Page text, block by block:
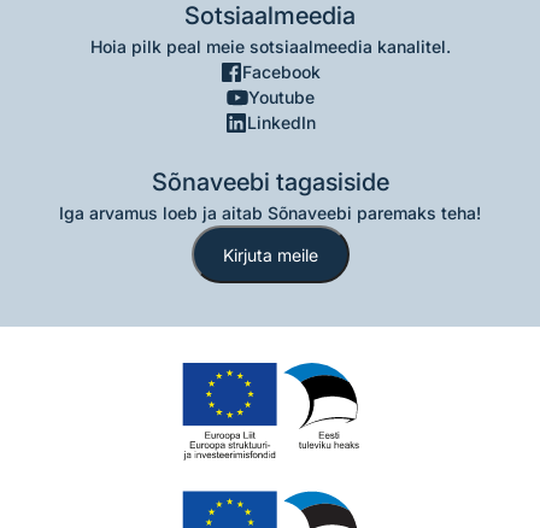
Sotsiaalmeedia
Hoia pilk peal meie sotsiaalmeedia kanalitel.
Facebook
Youtube
LinkedIn
Sõnaveebi tagasiside
Iga arvamus loeb ja aitab Sõnaveebi paremaks teha!
Kirjuta meile